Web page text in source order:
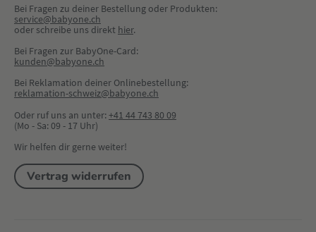
Bei Fragen zu deiner Bestellung oder Produkten:
service@babyone.ch
oder schreibe uns direkt hier.
Bei Fragen zur BabyOne-Card:
kunden@babyone.ch
Bei Reklamation deiner Onlinebestellung:
reklamation-schweiz@babyone.ch
Oder ruf uns an unter:+41 44 743 80 09
(Mo - Sa: 09 - 17 Uhr)
Wir helfen dir gerne weiter!
Vertrag widerrufen